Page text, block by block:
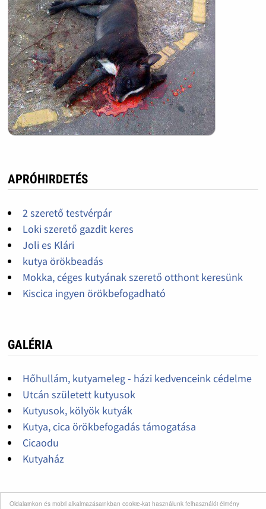
Oldalainkon és mobil alkalmazásainkban cookie-kat használunk felhasználói élmény
APRÓHIRDETÉS
2 szerető testvérpár
Loki szerető gazdit keres
Joli es Klári
kutya örökbeadás
Mokka, céges kutyának szerető otthont keresünk
Kiscica ingyen örökbefogadható
GALÉRIA
Hőhullám, kutyameleg - házi kedvenceink cédelme
Utcán született kutyusok
Kutyusok, kölyök kutyák
Kutya, cica örökbefogadás támogatása
Cicaodu
Kutyaház